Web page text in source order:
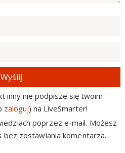
Wyślij
inny nie podpisze się twoim
zaloguj) na LiveSmarter!
poprzez e-mail. Możesz
zostawiania komentarza.